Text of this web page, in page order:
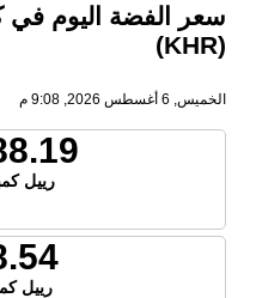
سعر الفضة اليوم في
(KHR)
الخميس, 6 أغسطس 2026, 9:08 م
رييل
رييل